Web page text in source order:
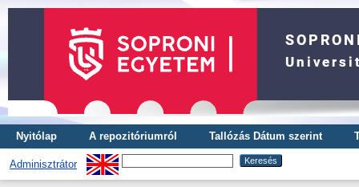
Nyitólap A repozitóriumról Tallózás Dátum szerint
Adminisztrátor